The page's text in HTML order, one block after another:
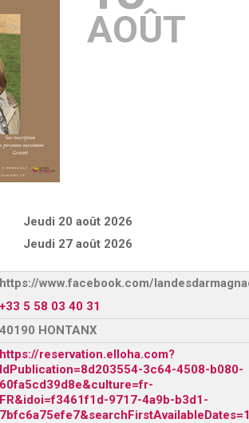
AOÛT
Jeudi 20 août 2026
Jeudi 27 août 2026
https://www.facebook.com/
+33 5 58 03 40 31
40190 HONTANX
https://reservation.elloha.com?
IdPublication=8d203554-3c64-4508-b080-
60fa5cd39d8e&culture=fr-
FR&idoi=f3461f1d-9717-4a9b-b3d1-